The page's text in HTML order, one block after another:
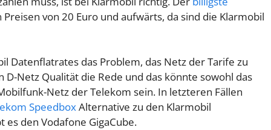
von 20 Euro und aufwärts, da sind die Klarmobil
Datenflatrates das Problem, das Netz der Tarife zu
Netz Qualität die Rede und das könnte sowohl das
Netz der Telekom sein. In letzteren Fällen
SpeedboxAlternative zu den Klarmobil
den Vodafone GigaCube.